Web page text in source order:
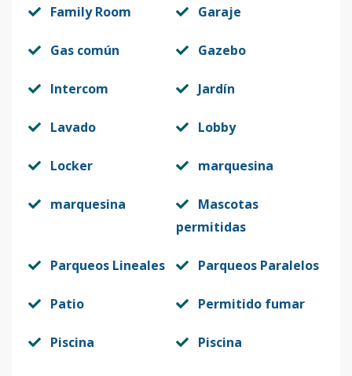
Family Room Garaje
Gas común Gazebo
Intercom Jardín
Lavado Lobby
Locker marquesina
marquesina
Mascotas
permitidas
Parqueos Lineales Parqueos Paralelos
Patio Permitido fumar
Piscina Piscina